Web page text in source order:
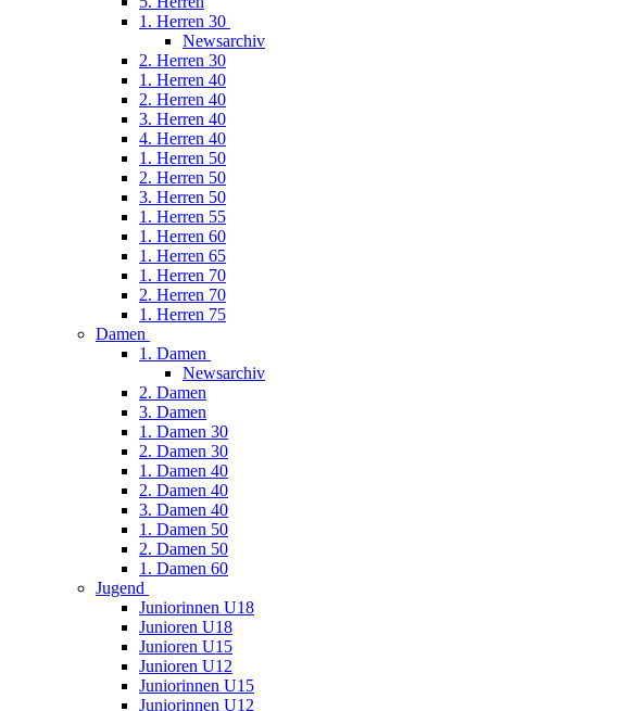
1. Herren 30
Newsarchiv
2. Herren 30
1. Herren 40
2. Herren 40
3. Herren 40
4. Herren 40
1. Herren 50
2. Herren 50
3. Herren 50
1. Herren 55
1. Herren 60
1. Herren 65
1. Herren 70
2. Herren 70
1. Herren 75
Damen
1. Damen
Newsarchiv
2. Damen
3. Damen
1. Damen 30
2. Damen 30
1. Damen 40
2. Damen 40
3. Damen 40
1. Damen 50
2. Damen 50
1. Damen 60
Jugend
Juniorinnen U18
Junioren U18
Junioren U15
Junioren U12
Juniorinnen U15
Juniorinnen U12